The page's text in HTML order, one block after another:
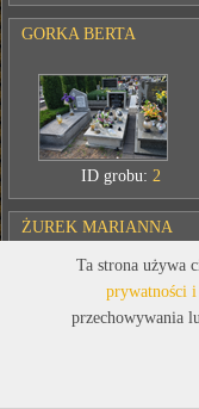
GORKA BERTA
ID grobu:2
ŻUREK MARIANNA
Ta strona używa
prywatności i
przechowywania